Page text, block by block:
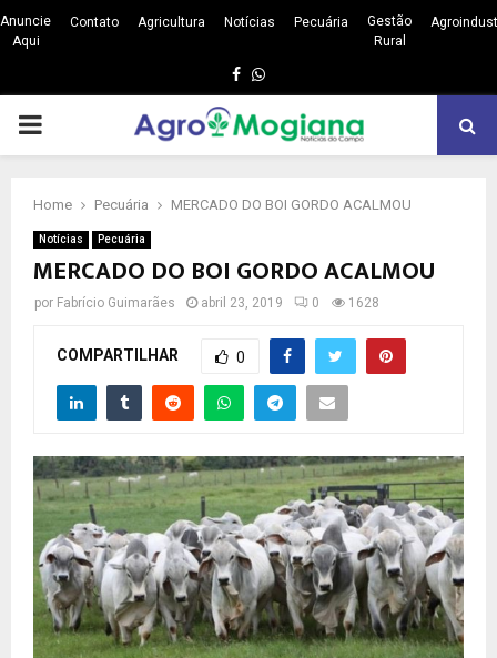
Anuncie
Aqui
Contato Agricultura Notícias Pecuária
Gestão
Rural
Facebook
Whatsapp
PRIMARY
Home Pecuária MERCADO DO BOI GORDO ACALMOU
Notícias Pecuária
MERCADO DO BOI GORDO ACALMOU
por Fabrício Guimarães abril 23, 2019 0 1628
COMPARTILHAR 0